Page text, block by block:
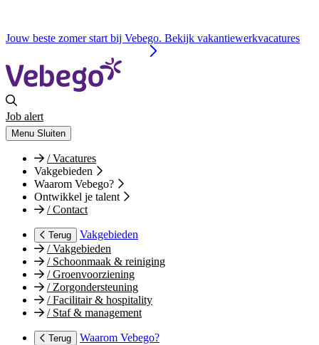
Jouw beste zomer start bij Vebego. Bekijk vakantiewerkvacatures
Job alert
Menu Sluiten
/Vacatures
Vakgebieden
Waarom Vebego?
Ontwikkel je talent
/Contact
Terug
Vakgebieden
/Vakgebieden
/Schoonmaak & reiniging
/Groenvoorziening
/Zorgondersteuning
/Facilitair & hospitality
/Staf & management
Terug
Waarom Vebego?